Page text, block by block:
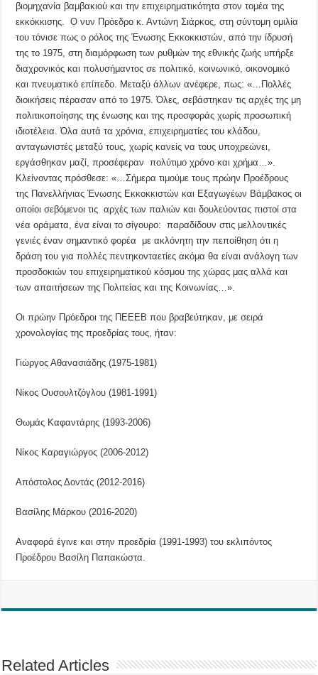
βιομηχανία βαμβακιού και την επιχειρηματικότητα στον τομέα της
εκκόκκισης. Ο νυν Πρόεδρο κ. Αντώνη Σιάρκος, στη σύντομη ομιλία
του τόνισε πως ο ρόλος της Ένωσης Εκκοκκιστών, από την ίδρυσή
της το 1975, στη διαμόρφωση των ρυθμών της εθνικής ζωής υπήρξε
διαχρονικός και πολυσήμαντος σε πολιτικό, κοινωνικό, οικονομικό
και πνευματικό επίπεδο. Μεταξύ άλλων ανέφερε, πως: «…Πολλές
διοικήσεις πέρασαν από το 1975. Όλες, σεβάστηκαν τις αρχές της μη
πολιτικοποίησης της ένωσης και της προσφοράς χωρίς προσωπική
ιδιοτέλεια. Όλα αυτά τα χρόνια, επιχειρηματίες του κλάδου,
ανταγωνιστές μεταξύ τους, χωρίς κανείς να τους υποχρεώνει,
εργάσθηκαν μαζί, προσέφεραν πολύτιμο χρόνο και χρήμα…».
Κλείνοντας πρόσθεσε: «…Σήμερα τιμούμε τους πρώην Προέδρους
της Πανελλήνιας Ένωσης Εκκοκκιστών και Εξαγωγέων Βάμβακος οι
οποίοι σεβόμενοι τις αρχές των παλιών και δουλεύοντας πιστοί στα
νέα οράματα, ένα είναι το σίγουρο: παραδίδουν στις μελλοντικές
γενιές έναν σημαντικό φορέα με ακλόνητη την πεποίθηση ότι η
δράση του για πολλές πεντηκονταετίες ακόμα θα είναι ανάλογη των
προσδοκιών του επιχειρηματικού κόσμου της χώρας μας αλλά και
των απαιτήσεων της Πολιτείας και της Κοινωνίας…».
Οι πρώην Πρόεδροι της ΠΕΕΕΒ που βραβεύτηκαν, με σειρά
χρονολογίας της προεδρίας τους, ήταν:
Γιώργος Αθανασιάδης (1975-1981)
Νίκος Ουσουλτζόγλου (1981-1991)
Θωμάς Καφαντάρης (1993-2006)
Νίκος Καραγιώργος (2006-2012)
Απόστολος Δοντάς (2012-2016)
Βασίλης Μάρκου (2016-2020)
Αναφορά έγινε και στην προεδρία (1991-1993) του εκλιπόντος
Προέδρου Βασίλη Παπακώστα.
Related Articles